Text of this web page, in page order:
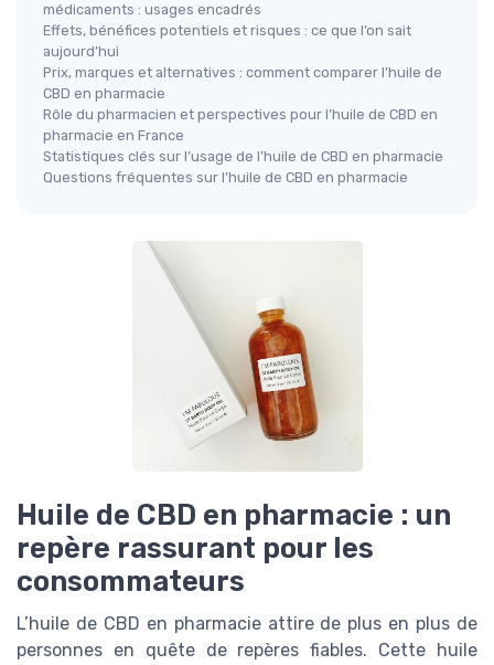
médicaments : usages encadrés
Effets, bénéfices potentiels et risques : ce que l’on sait
aujourd’hui
Prix, marques et alternatives : comment comparer l’huile de
CBD en pharmacie
Rôle du pharmacien et perspectives pour l’huile de CBD en
pharmacie en France
Statistiques clés sur l’usage de l’huile de CBD en pharmacie
Questions fréquentes sur l’huile de CBD en pharmacie
Huile de CBD en pharmacie : un
repère rassurant pour les
consommateurs
L’huile de CBD en pharmacie attire de plus en plus de
personnes en quête de repères fiables. Cette huile